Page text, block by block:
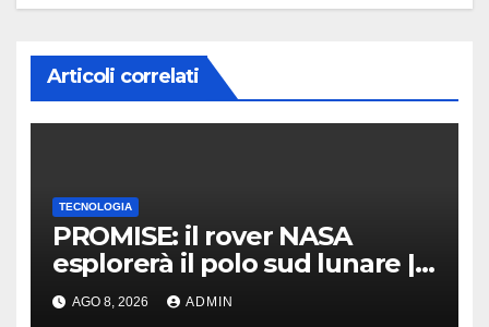
Articoli correlati
TECNOLOGIA
PROMISE: il rover NASA
esplorerà il polo sud lunare |
Cosa sappiamo
AGO 8, 2026 ADMIN